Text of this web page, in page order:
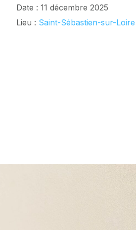
Date : 11 décembre 2025
Lieu : Saint-Sébastien-sur-